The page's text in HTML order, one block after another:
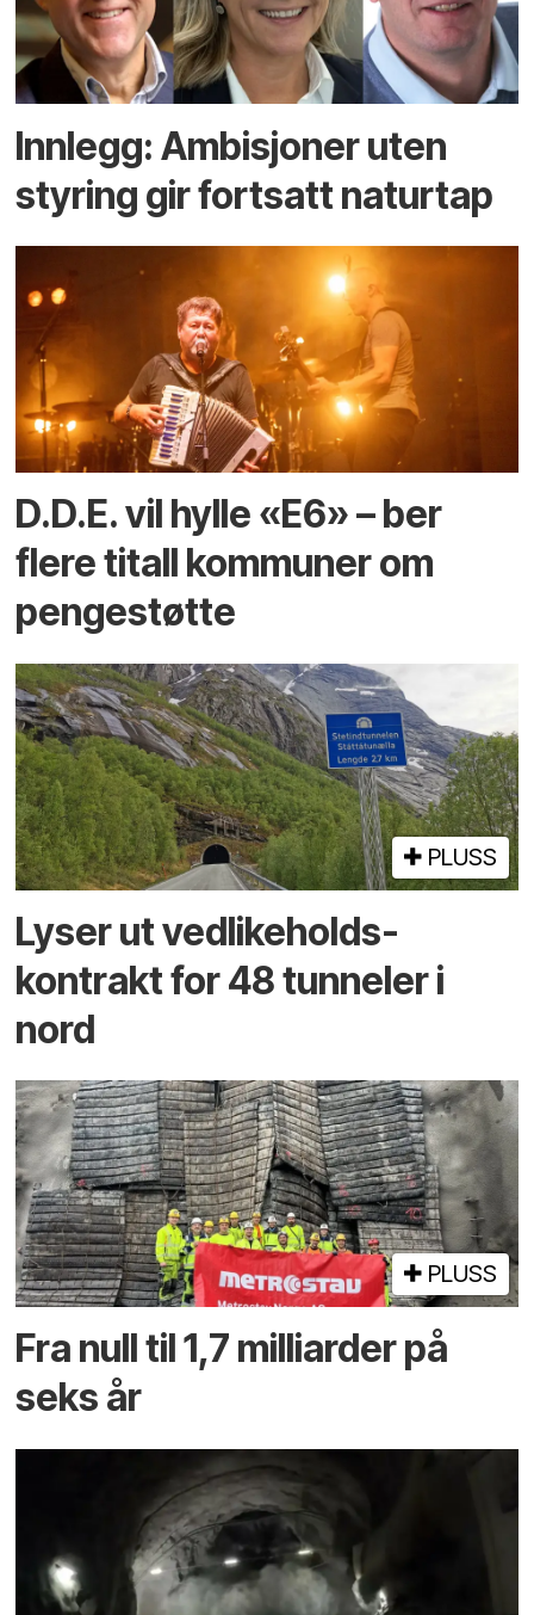
Innlegg: Ambisjoner uten
styring gir fortsatt naturtap
D.D.E. vil hylle «E6» – ber
flere titall kommuner om
pengestøtte
PLUSS
Lyser ut vedlikeholds­
kontrakt for 48 tunneler i
nord
PLUSS
Fra null til 1,7 milliarder på
seks år